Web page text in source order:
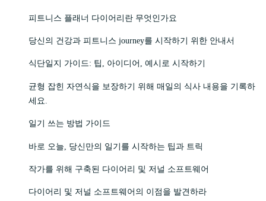
피트니스 플래너 다이어리란 무엇인가요
당신의 건강과 피트니스 journey를 시작하기 위한 안내서
식단일지 가이드: 팁, 아이디어, 예시로 시작하기
균형 잡힌 자연식을 보장하기 위해 매일의 식사 내용을 기록하
세요.
일기 쓰는 방법 가이드
바로 오늘, 당신만의 일기를 시작하는 팁과 트릭
작가를 위해 구축된 다이어리 및 저널 소프트웨어
다이어리 및 저널 소프트웨어의 이점을 발견하라